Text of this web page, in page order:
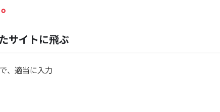
サイトに飛ぶ
、適当に入力